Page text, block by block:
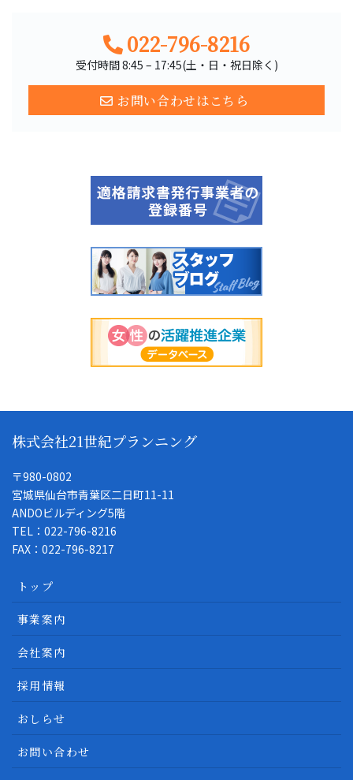
022-796-8216
受付時間 8:45 – 17:45(土・日・祝日除く)
お問い合わせはこちら
株式会社21世紀プランニング
〒980-0802
宮城県仙台市青葉区二日町11-11
ANDOビルディング5階
TEL：022-796-8216
FAX：022-796-8217
トップ
事業案内
会社案内
採用情報
おしらせ
お問い合わせ